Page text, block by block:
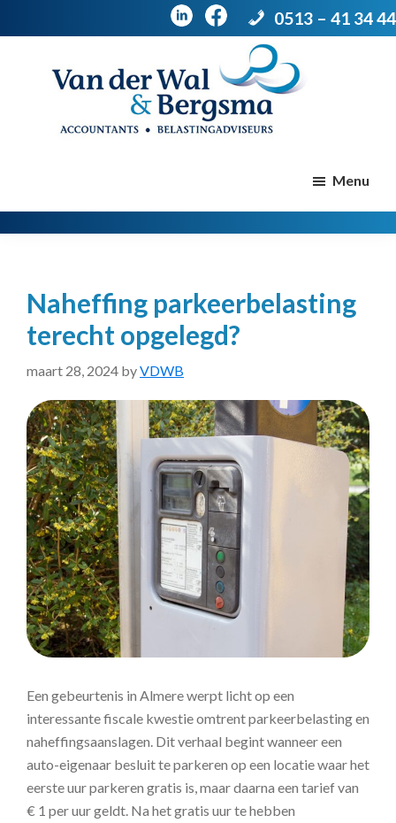
0513 – 41 34 44
Menu
Naheffing parkeerbelasting
terecht opgelegd?
maart 28, 2024 byVDWB
Een gebeurtenis in Almere werpt licht op een
interessante fiscale kwestie omtrent parkeerbelasting en
naheffingsaanslagen. Dit verhaal begint wanneer een
auto-eigenaar besluit te parkeren op een locatie waar het
eerste uur parkeren gratis is, maar daarna een tarief van
€ 1 per uur geldt. Na het gratis uur te hebben